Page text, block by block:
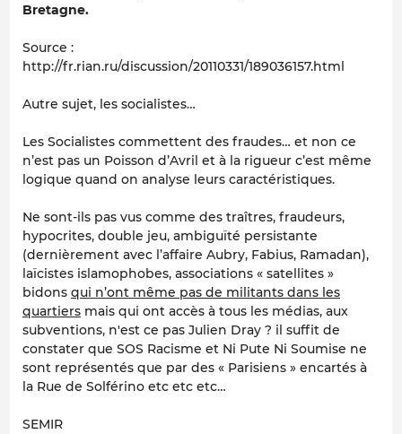
Bretagne.
Source :
http://fr.rian.ru/discussion/20110331/189036157.html
Autre sujet, les socialistes…
Les Socialistes commettent des fraudes… et non ce
n’est pas un Poisson d’Avril et à la rigueur c’est même
logique quand on analyse leurs caractéristiques.
Ne sont-ils pas vus comme des traîtres, fraudeurs,
hypocrites, double jeu, ambiguïté persistante
(dernièrement avec l’affaire Aubry, Fabius, Ramadan),
laïcistes islamophobes, associations « satellites »
bidons qui n’ont même pas de militants dans les
quartiers mais qui ont accès à tous les médias, aux
subventions, n'est ce pas Julien Dray ? il suffit de
constater que SOS Racisme et Ni Pute Ni Soumise ne
sont représentés que par des « Parisiens » encartés à
la Rue de Solférino etc etc etc…
SEMIR